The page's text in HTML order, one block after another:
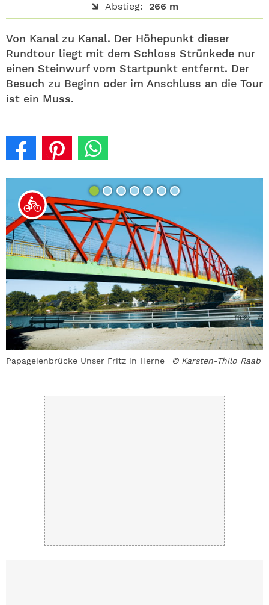
Abstieg: 266 m
Von Kanal zu Kanal. Der Höhepunkt dieser
Rundtour liegt mit dem Schloss Strünkede nur
einen Steinwurf vom Startpunkt entfernt. Der
Besuch zu Beginn oder im Anschluss an die Tour
ist ein Muss.
Papageienbrücke Unser Fritz in Herne © Karsten-Thilo Raab